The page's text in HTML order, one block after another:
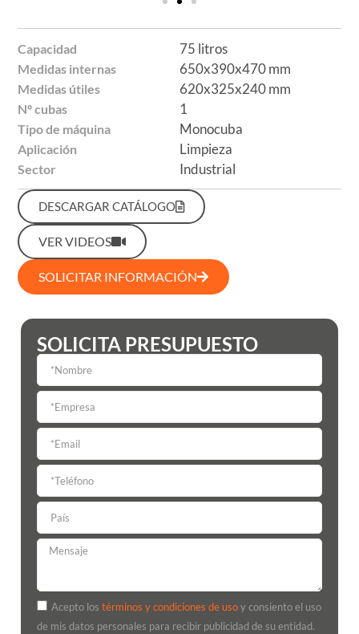
SOLICITA PRESUPUESTO
Acepto los términos y condiciones de usoy consiento el uso
de mis datos personales para recibir publicidad de su entidad.
Capacidad 75 litros
Medidas internas 650x390x470 mm
Medidas útiles 620x325x240 mm
Nº cubas 1
Tipo de máquina Monocuba
Aplicación Limpieza
Sector Industrial
DESCARGAR CATÁLOGO
VER VIDEOS
SOLICITAR INFORMACIÓN